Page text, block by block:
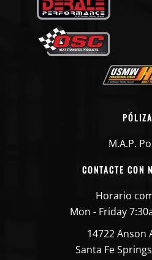
PÓLIZA
M.A.P.
CONTACTE CON
Horario
Mon - Friday
14722 Anson
Santa Fe